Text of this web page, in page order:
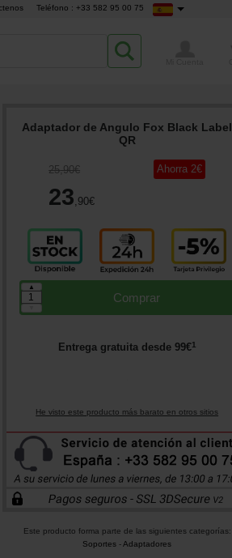
Teléfono : +33 582 95 00 75
Adaptador de Angulo Fox Black Label
QR
25,90€
23,90€
Ahorra 2€
Comprar
▲
Entrega gratuita desde 99€1
He visto este producto más barato en otros sitios
Este producto forma parte de las siguientes categorías:
Soportes -Adaptadores